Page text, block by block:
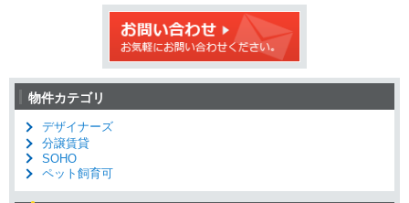
物件カテゴリ
デザイナーズ
分譲賃貸
SOHO
ペット飼育可